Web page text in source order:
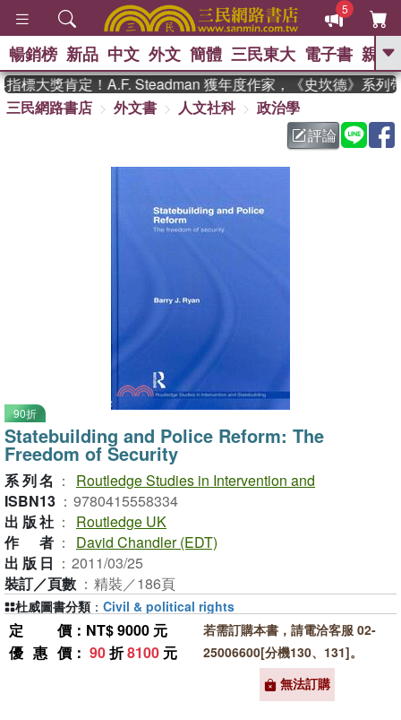
5
GO
熱搜： 東野圭吾 、 高希均教授回憶錄
父親節 、 如果歷
暑期推薦 、 國際布克
獎 臺灣漫遊錄 、 方念華
偉大的迷走神經
暢銷榜 新品 中文 外文 簡體 三民東大 電子書 親子
標大獎肯定！A.F. Steadman 獲年度作家，《史坎德》系列帶
三民網路書店
外文書 人文社科
政治學
評論
90折
Statebuilding and Police Reform: The
Freedom of Security
系列名 ：
Routledge Studies in Intervention and
ISBN13 ： 9780415558334
出版社 ：
Routledge UK
作者 ：
David Chandler (EDT)
出版日 ： 2011/03/25
裝訂／頁數 ： 精裝／186頁
定價 ：NT$ 9000 元
優惠價 ： 90折8100 元
若需訂購本書，請電洽客服 02-
25006600[分機130、131]。
無法訂購
杜威圖書分類 ： Civil & political rights